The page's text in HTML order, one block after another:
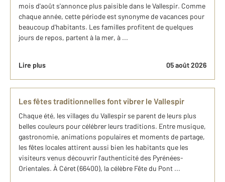
mois d'août s'annonce plus paisible dans le Vallespir. Comme
chaque année, cette période est synonyme de vacances pour
beaucoup d'habitants. Les familles profitent de quelques
jours de repos, partent à la mer, à ...
Lire plus 05 août 2026
Les fêtes traditionnelles font vibrer le Vallespir
Chaque été, les villages du Vallespir se parent de leurs plus
belles couleurs pour célébrer leurs traditions. Entre musique,
gastronomie, animations populaires et moments de partage,
les fêtes locales attirent aussi bien les habitants que les
visiteurs venus découvrir l'authenticité des Pyrénées-
Orientales. À Céret (66400), la célèbre Fête du Pont ...